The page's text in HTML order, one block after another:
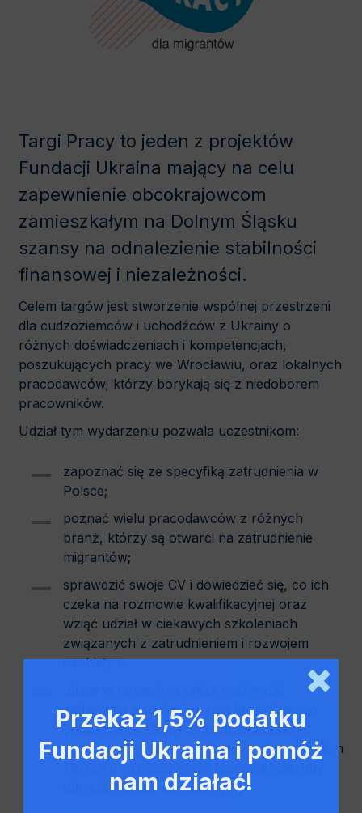
Targi Pracy to jeden z projektów
Fundacji Ukraina mający na celu
zapewnienie obcokrajowcom
zamieszkałym na Dolnym Śląsku
szansy na odnalezienie stabilności
finansowej i niezależności.
Celem targów jest stworzenie wspólnej przestrzeni
dla cudzoziemców i uchodźców z Ukrainy o
różnych doświadczeniach i kompetencjach,
poszukujących pracy we Wrocławiu, oraz lokalnych
pracodawców, którzy borykają się z niedoborem
pracowników.
Udział tym wydarzeniu pozwala uczestnikom:
zapoznać się ze specyfiką zatrudnienia w
Polsce;
poznać wielu pracodawców z różnych
branż, którzy są otwarci na zatrudnienie
migrantów;
sprawdzić swoje CV i dowiedzieć się, co ich
czeka na rozmowie kwalifikacyjnej oraz
wziąć udział w ciekawych szkoleniach
związanych z zatrudnieniem i rozwojem
osobistym.
zadawania wszelkich pytań bezpośrednio
pracodawcy. Dzięki temu doświadczeniu
uczestnicy będą mogli dowiedzieć się, w jakim
kierunku rozwijać swoje kompetencje, aby
odnieść sukces zawodowy.
Przekaż 1,5% podatku
Fundacji Ukraina i pomóż
nam działać!